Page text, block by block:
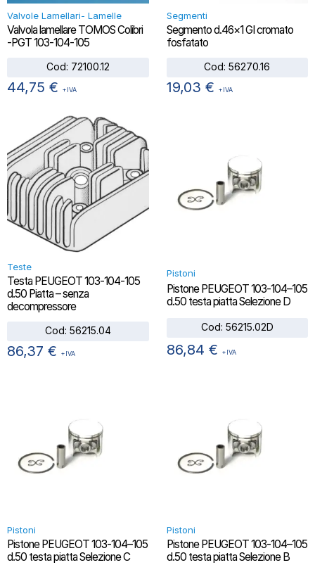
Valvole Lamellari- Lamelle
Valvola lamellare TOMOS Colibri
-PGT 103-104-105
Cod: 72100.12
44,75 € +IVA
Segmenti
Segmento d.46×1 GI cromato
fosfatato
Cod: 56270.16
19,03 € +IVA
Teste
Testa PEUGEOT 103-104-105
d.50 Piatta – senza
decompressore
Cod: 56215.04
86,37 € +IVA
Pistoni
Pistone PEUGEOT 103-104–105
d.50 testa piatta Selezione D
Cod: 56215.02D
86,84 € +IVA
Pistoni
Pistone PEUGEOT 103-104–105
d.50 testa piatta Selezione C
Pistoni
Pistone PEUGEOT 103-104–105
d.50 testa piatta Selezione B